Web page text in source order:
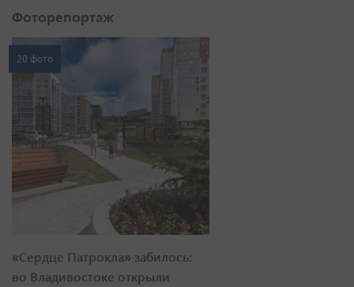
Фоторепортаж
20 фото
«Сердце Патрокла» забилось:
во Владивостоке открыли